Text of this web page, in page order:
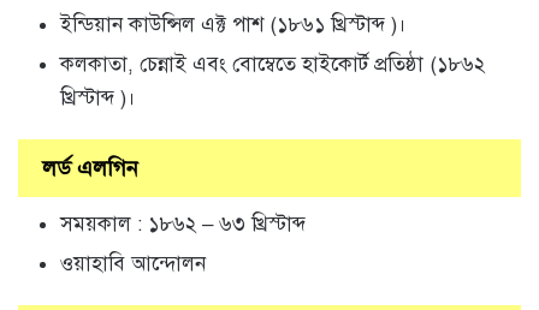
ইন্ডিয়ান কাউন্সিল এক্ট পাশ (১৮৬১ খ্রিস্টাব্দ )।
কলকাতা, চেন্নাই এবং বোম্বেতে হাইকোর্ট প্রতিষ্ঠা (১৮৬২
খ্রিস্টাব্দ )।
লর্ড এলগিন
সময়কাল : ১৮৬২ – ৬৩ খ্রিস্টাব্দ
ওয়াহাবি আন্দোলন